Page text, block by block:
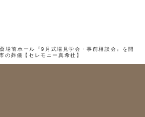
場前ホール『9月式場見学会・事前相談会』を開
葬儀【セレモニー真希社】